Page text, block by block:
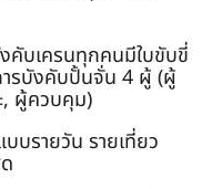
คับเครนทุกคนมีใบขับขี่
ารบังคับปั้นจั่น 4 ผู้ (ผู้
ผู้ควบคุม)
บบรายวัน รายเที่ยว